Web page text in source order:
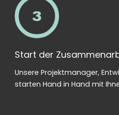
3
Start der
Unsere Projektmanager,
starten Hand in Hand mit